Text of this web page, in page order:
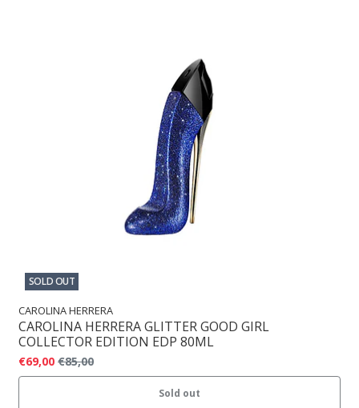
SOLD OUT
CAROLINA HERRERA
CAROLINA HERRERA GLITTER GOOD GIRL
COLLECTOR EDITION EDP 80ML
€69,00 €85,00
Sold out